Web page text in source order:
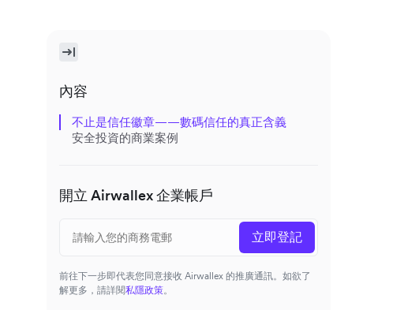
內容
不止是信任徽章——數碼信任的真正含義
安全投資的商業案例
開立 Airwallex 企業帳戶
立即登記
前往下一步即代表您同意接收 Airwallex 的推廣通訊。如欲了
解更多，請詳閱私隱政策。